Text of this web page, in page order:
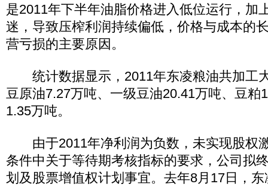
是2011年下半年油脂价格进入低位运行，加
迷，导致压榨利润持续偏低，价格与成本的
营亏损的主要原因。
统计数据显示，2011年东凌粮油共加工
豆原油7.27万吨、一级豆油20.41万吨、豆粕
1.35万吨。
由于2011年净利润为负数，未实现股权
条件中关于等待期考核指标的要求，公司拟
划及股票增值权计划事宜。去年8月17日，